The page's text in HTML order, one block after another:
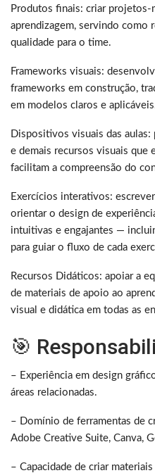
Produtos finais: criar projetos-
aprendizagem, servindo como
qualidade para o time.
Frameworks visuais:
frameworks em construção,
em modelos claros e
Dispositivos visuais das
e demais recursos visuais que
facilitam a compreensão do
Exercícios interativos:
orientar o design de
intuitivas e engajantes —
para guiar o fluxo de cada
Recursos Didáticos: apoiar a
de materiais de apoio ao
visual e didática em todas as
🎯
– ⁠Experiência em design
áreas relacionadas.
– Domínio de ferramentas de
Adobe Creative Suite, Canva,
– Capacidade de criar